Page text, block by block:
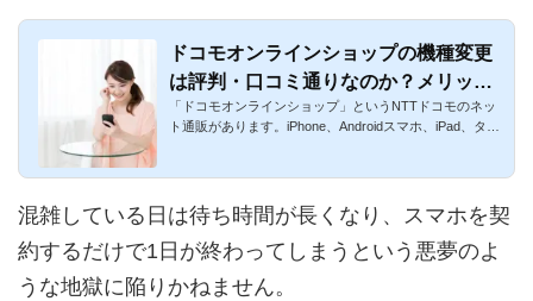
ドコモオンラインショップの機種変更
は評判・口コミ通りなのか？メリッ
ト・デメリットを徹底解説
「ドコモオンラインショップ」というNTTドコモのネッ
ト通販があります。iPhone、Androidスマホ、iPad、タブ
混雑している日は待ち時間が長くなり、スマホを契
約するだけで1日が終わってしまうという悪夢のよ
うな地獄に陥りかねません。